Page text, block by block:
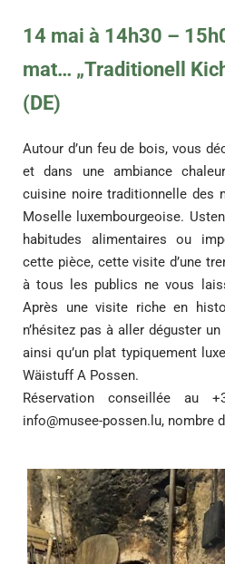
14 mai à 14h30 –
mat… „Traditionell
(DE)
Autour d’un feu de bois, vous
et dans une ambiance
cuisine noire traditionnelle des
Moselle luxembourgeoise.
habitudes alimentaires ou
cette pièce, cette visite d’une
à tous les publics ne vous
Après une visite riche en
n’hésitez pas à aller déguster
ainsi qu’un plat typiquement
Wäistuff A Possen.
Réservation conseillée
info@musee-possen.lu, nombre